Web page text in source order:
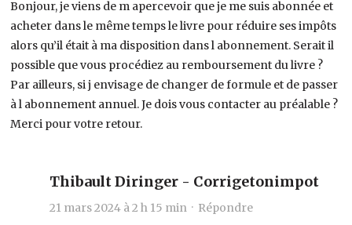
Bonjour, je viens de m apercevoir que je me suis abonnée et
acheter dans le même temps le livre pour réduire ses impôts
alors qu’il était à ma disposition dans l abonnement. Serait il
possible que vous procédiez au remboursement du livre ?
Par ailleurs, si j envisage de changer de formule et de passer
à l abonnement annuel. Je dois vous contacter au préalable ?
Merci pour votre retour.
Thibault Diringer - Corrigetonimpot
21 mars 2024 à 2 h 15 min · Répondre